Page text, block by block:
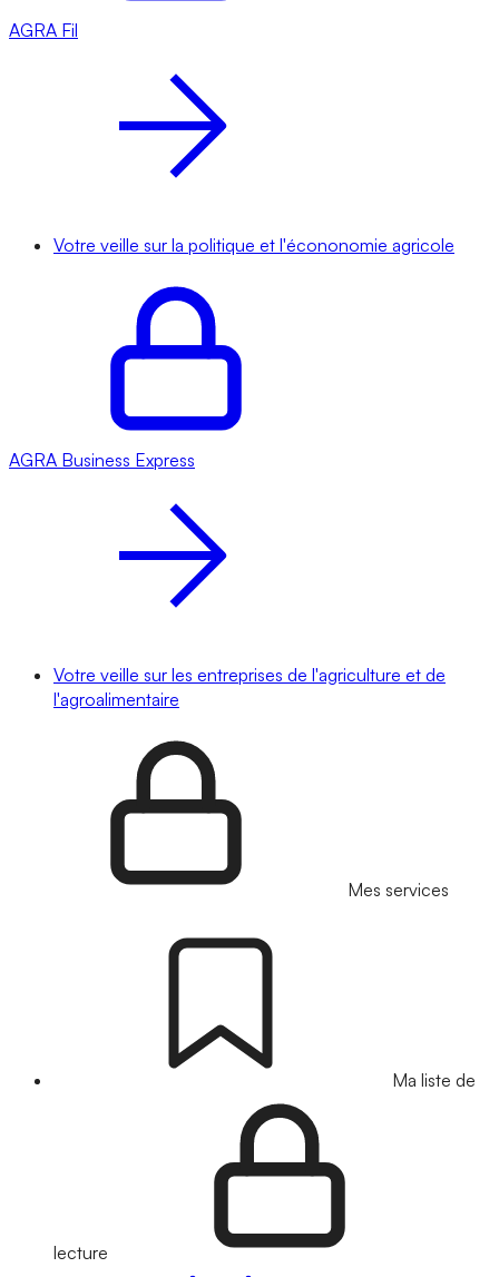
AGRA Fil
Votre veille sur la politique et l'écononomie agricole
AGRA Business Express
Votre veille sur les entreprises de l'agriculture et de
l'agroalimentaire
Mes services
Ma liste de
lecture